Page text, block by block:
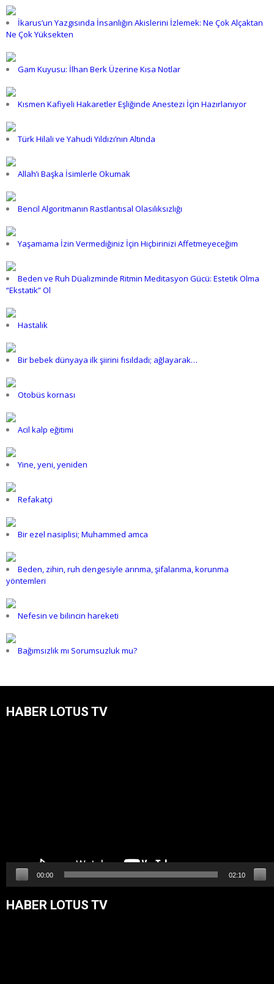
İkarus’un Yazgısında İnsanlığın Akislerini İzlemek: Ne Çok Alçaktan
Ne Çok Yüksekten
Gam Kuyusu: İlhan Berk Üzerine Kısa Notlar
Kısmen Kafiyeli Hakaretler Eşliğinde Anestezi İçin Hazırlanıyor
Türk Hilali ve Yahudi Yıldızı’nın Altında
Allah’ı Başka İsimlerle Okumak
Bencil Algoritmanın Rastlantısal Olasılıksızlığı
Yaşamama İzin Vermediğiniz İçin Hiçbirinizi Affetmeyeceğim
Beden ve Ruh Düalizminde Ritmin Meditasyon Gücü: Estetik Olma
“Ekstatik” Ol
Hastalık
Bir bebek dünyaya ilk şiirini fısıldadı; ağlayarak…
Otobüs kornası
Acil kalp eğitimi
Yine, yeni, yeniden
Refakatçi
Bir ezel nasiplisi; Muhammed amca
Beden, zihin, ruh dengesiyle arınma, şifalanma, korunma
yöntemleri
Nefesin ve bilincin hareketi
Bağımsızlık mı Sorumsuzluk mu?
HABER LOTUS TV
00:00 02:10
HABER LOTUS TV